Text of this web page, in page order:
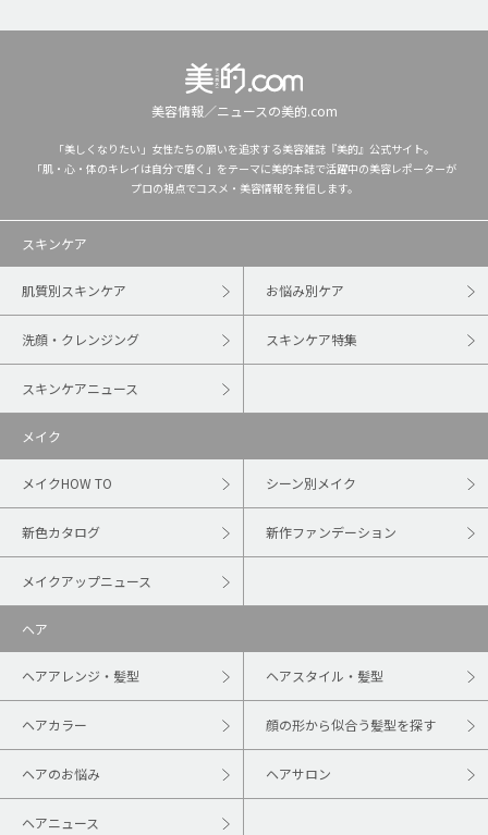
美容情報／ニュースの美的.com
「美しくなりたい」女性たちの願いを追求する美容雑誌『美的』公式サイト。
「肌・心・体のキレイは自分で磨く」をテーマに美的本誌で活躍中の美容レポーターが
プロの視点でコスメ・美容情報を発信します。
スキンケア
肌質別スキンケア お悩み別ケア
洗顔・クレンジング スキンケア特集
スキンケアニュース
メイク
メイクHOW TO シーン別メイク
新色カタログ 新作ファンデーション
メイクアップニュース
ヘア
ヘアアレンジ・髪型 ヘアスタイル・髪型
ヘアカラー 顔の形から似合う髪型を探す
ヘアのお悩み ヘアサロン
ヘアニュース